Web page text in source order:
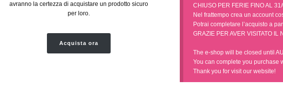
avranno la certezza di acquistare un prodotto sicuro
per loro.
Acquista ora
CHIUSO PER FERIE FINO AL
Nel frattempo crea un account
Potrai completare l’acquisto a
GRAZIE PER AVER VISITATO IL
The e-shop will be closed until
You can complete you purchase
Thank you for visit our website!